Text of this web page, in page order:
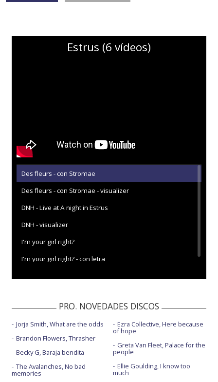
Estrus (6 vídeos)
Des fleurs - con Stromae
Des fleurs - con Stromae - visualizer
DNH - Live at A night in Estrus
DNH - visualizer
I'm your girl right?
I'm your girl right? - con letra
PRO. NOVEDADES DISCOS
Jorja Smith, What are the odds
Brandon Flowers, Thrasher
Becky G, Baraja bendita
The Avalanches, No bad
memories
Ezra Collective, Here because
of hope
Greta Van Fleet, Palace for the
people
Ellie Goulding, I know too
much